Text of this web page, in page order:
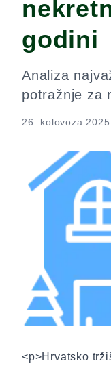
godini
Analiza
potražnje za
26. kolovoza 2025.
<p>Hrvatsko